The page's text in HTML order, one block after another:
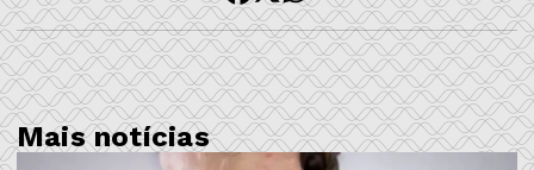
Mais notícias